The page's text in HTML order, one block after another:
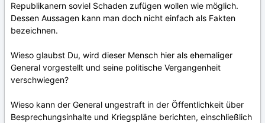
Republikanern soviel Schaden zufügen wollen wie möglich.
Dessen Aussagen kann man doch nicht einfach als Fakten
bezeichnen.
Wieso glaubst Du, wird dieser Mensch hier als ehemaliger
General vorgestellt und seine politische Vergangenheit
verschwiegen?
Wieso kann der General ungestraft in der Öffentlichkeit über
Besprechungsinhalte und Kriegspläne berichten, einschließlich